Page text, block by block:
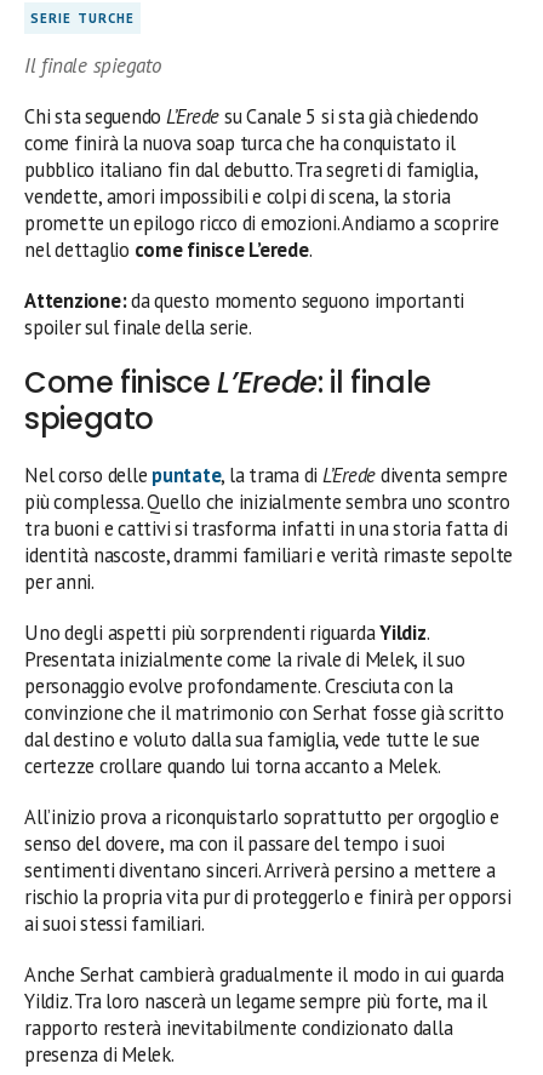
SERIE TURCHE
Il finale spiegato
Chi sta seguendo L’Eredesu Canale 5 si sta già chiedendo
come finirà la nuova soap turca che ha conquistato il
pubblico italiano fin dal debutto. Tra segreti di famiglia,
vendette, amori impossibili e colpi di scena, la storia
promette un epilogo ricco di emozioni. Andiamo a scoprire
nel dettaglio come finisce L’erede.
Attenzione:da questo momento seguono importanti
spoiler sul finale della serie.
Come finisceL’Erede: il finale
spiegato
Nel corso delle puntate, la trama di L’Eredediventa sempre
più complessa. Quello che inizialmente sembra uno scontro
tra buoni e cattivi si trasforma infatti in una storia fatta di
identità nascoste, drammi familiari e verità rimaste sepolte
per anni.
Uno degli aspetti più sorprendenti riguardaYildiz.
Presentata inizialmente come la rivale di Melek, il suo
personaggio evolve profondamente. Cresciuta con la
convinzione che il matrimonio con Serhat fosse già scritto
dal destino e voluto dalla sua famiglia, vede tutte le sue
certezze crollare quando lui torna accanto a Melek.
All’inizio prova a riconquistarlo soprattutto per orgoglio e
senso del dovere, ma con il passare del tempo i suoi
sentimenti diventano sinceri. Arriverà persino a mettere a
rischio la propria vita pur di proteggerlo e finirà per opporsi
ai suoi stessi familiari.
Anche Serhat cambierà gradualmente il modo in cui guarda
Yildiz. Tra loro nascerà un legame sempre più forte, ma il
rapporto resterà inevitabilmente condizionato dalla
presenza di Melek.